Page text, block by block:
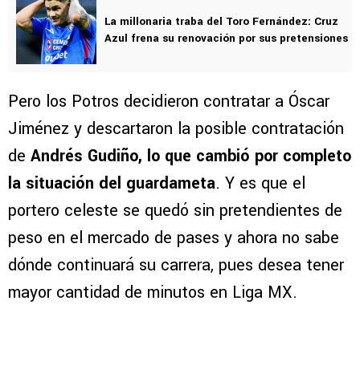
La millonaria traba del Toro Fernández: Cruz
Azul frena su renovación por sus pretensiones
Pero los Potros decidieron contratar a Óscar
Jiménez y descartaron la posible contratación
de Andrés Gudiño, lo que cambió por completo
la situación del guardameta. Y es que el
portero celeste se quedó sin pretendientes de
peso en el mercado de pases y ahora no sabe
dónde continuará su carrera, pues desea tener
mayor cantidad de minutos en Liga MX.